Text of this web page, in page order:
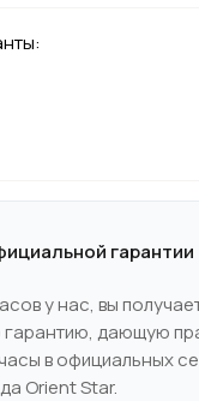
гарантии
у нас, вы
дающую
в официальных
Orient Star.